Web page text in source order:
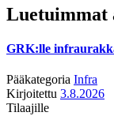
GRK:lle
Pääkategoria Infra
Kirjoitettu 3.8.2026
Tilaajille